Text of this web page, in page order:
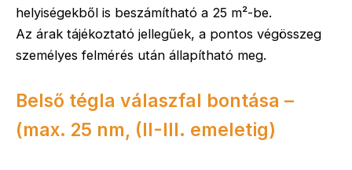
helyiségekből is beszámítható a 25 m²-be.
Az árak tájékoztató jellegűek, a pontos végösszeg
személyes felmérés után állapítható meg.
Belső tégla válaszfal bontása –
(max. 25 nm, (II-III. emeletig)